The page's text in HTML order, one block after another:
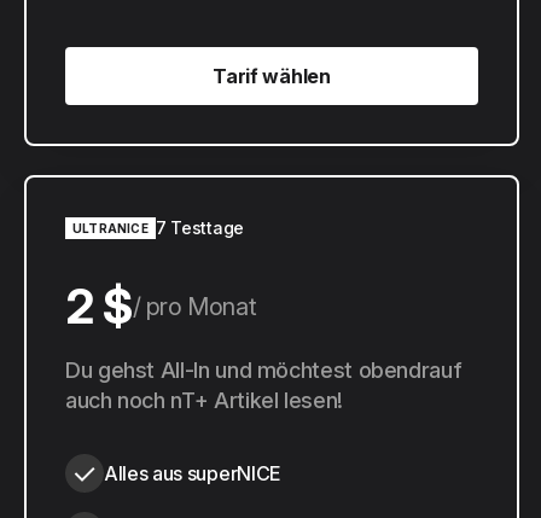
Tarif wählen
Tarif wählen
ULTRANICE 7 Testtage
2 $ pro Monat
20 $ pro Jahr
Du gehst All-In und möchtest obendrauf
auch noch nT+ Artikel lesen!
Alles aus superNICE